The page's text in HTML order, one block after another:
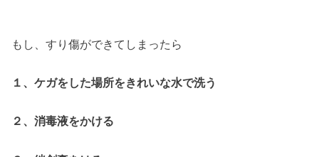
もし、すり傷ができてしまったら
１、ケガをした場所をきれいな水で洗う
２、消毒液をかける